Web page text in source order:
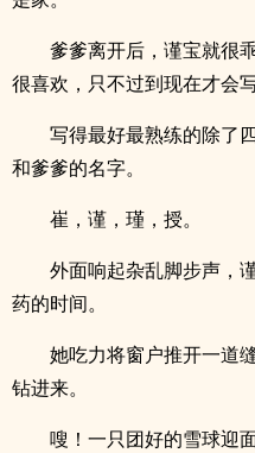
爹爹离开后，谨宝就很
很喜欢，只不过到现在才会
写得最好最熟练的除了
和爹爹的名字。
崔，谨，瑾，授。
外面响起杂乱脚步声，
药的时间。
她吃力将窗户推开一道
钻进来。
嗖！一只团好的雪球迎